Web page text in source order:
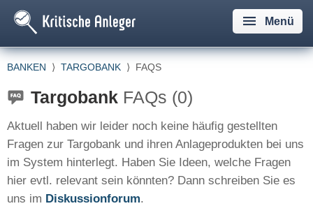
Menü
BANKEN ⟩ TARGOBANK ⟩ FAQS
Targobank FAQs (0)
Aktuell haben wir leider noch keine häufig gestellten
Fragen zur Targobank und ihren Anlageprodukten bei uns
im System hinterlegt. Haben Sie Ideen, welche Fragen
hier evtl. relevant sein könnten? Dann schreiben Sie es
uns im Diskussionforum.